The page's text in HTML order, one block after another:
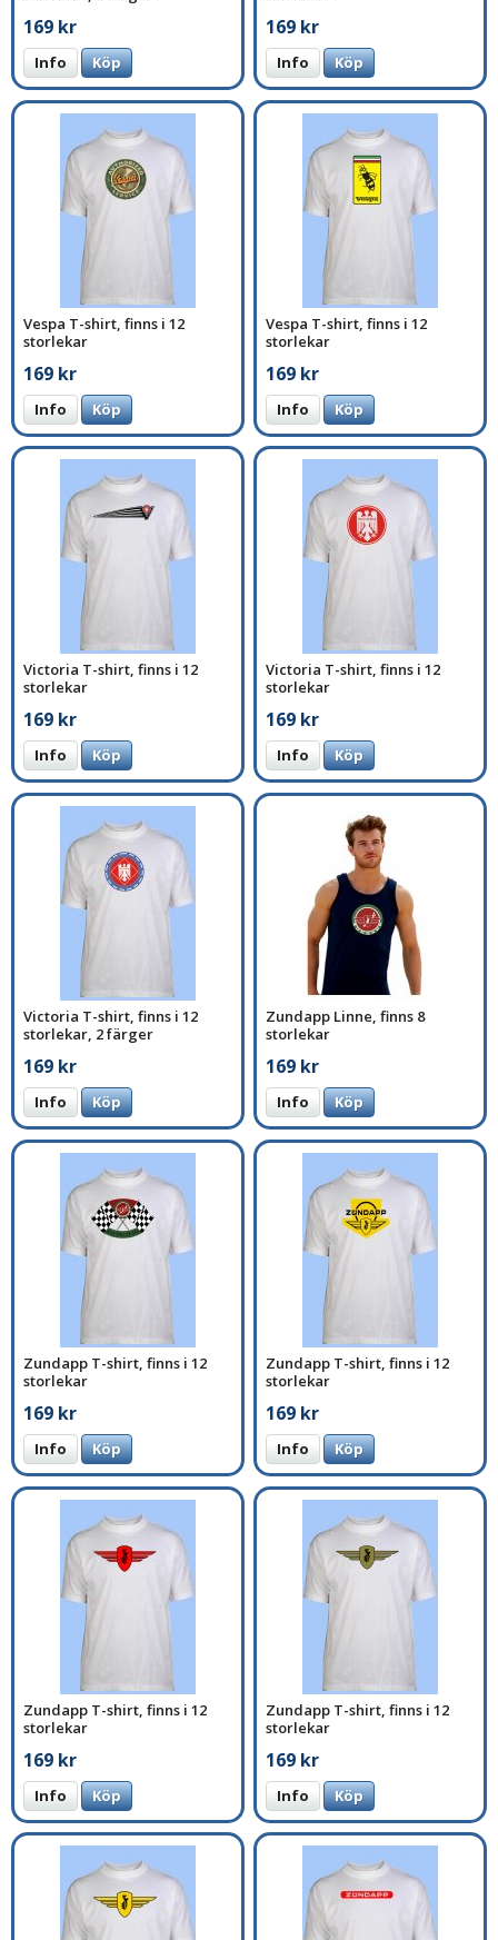
169 kr
Info Köp
169 kr
Info Köp
Vespa T-shirt, finns i 12
storlekar
169 kr
Info Köp
Vespa T-shirt, finns i 12
storlekar
169 kr
Info Köp
Victoria T-shirt, finns i 12
storlekar
169 kr
Info Köp
Victoria T-shirt, finns i 12
storlekar
169 kr
Info Köp
Victoria T-shirt, finns i 12
storlekar, 2 färger
169 kr
Info Köp
Zundapp Linne, finns 8
storlekar
169 kr
Info Köp
Zundapp T-shirt, finns i 12
storlekar
169 kr
Info Köp
Zundapp T-shirt, finns i 12
storlekar
169 kr
Info Köp
Zundapp T-shirt, finns i 12
storlekar
169 kr
Info Köp
Zundapp T-shirt, finns i 12
storlekar
169 kr
Info Köp